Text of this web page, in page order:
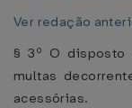
Ver redação
§ 3º O disposto
multas
acessórias.